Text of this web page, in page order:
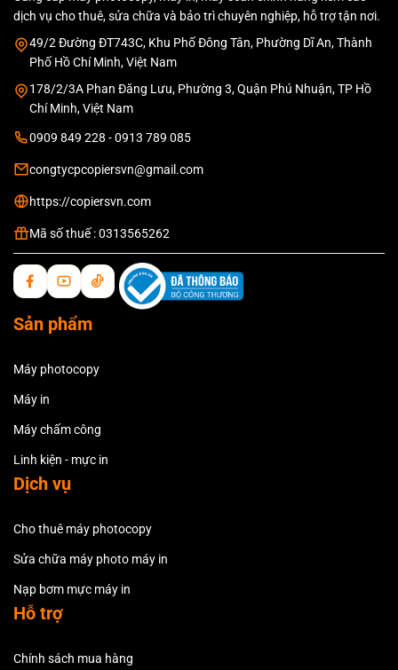
dịch vụ cho thuê, sửa chữa và bảo trì chuyên nghiệp, hỗ trợ tận nơi.
49/2 Đường ĐT743C, Khu Phố Đông Tân, Phường Dĩ An, Thành
Phố Hồ Chí Minh, Việt Nam
178/2/3A Phan Đăng Lưu, Phường 3, Quận Phú Nhuận, TP Hồ
Chí Minh, Việt Nam
0909 849 228 - 0913 789 085
congtycpcopiersvn@gmail.com
https://copiersvn.com
Mã số thuế : 0313565262
Sản phẩm
Máy photocopy
Máy in
Máy chấm công
Linh kiện - mực in
Dịch vụ
Cho thuê máy photocopy
Sửa chữa máy photo máy in
Nạp bơm mực máy in
Hỗ trợ
Chính sách mua hàng